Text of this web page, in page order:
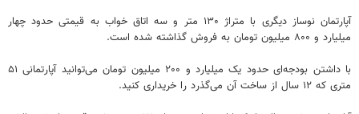
آپارتمان نوساز دیگری با متراژ ۱۳۰ متر و سه اتاق خواب به قیمتی حدود چهار
میلیارد و ۸۰۰ میلیون تومان به فروش گذاشته شده است.
با داشتن بودجه‌ای حدود یک میلیارد و ۲۰۰ میلیون تومان می‌توانید آپارتمانی ۵۱
متری که ۱۲ سال از ساخت آن می‌گذرد را خریداری کنید.